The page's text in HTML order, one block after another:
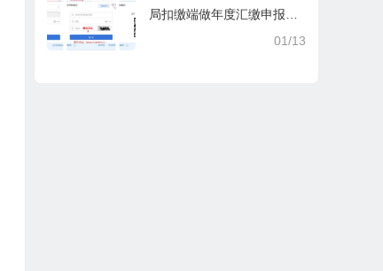
局扣缴端做年度汇缴申报税
时显示要交税，不是可以免
01/13